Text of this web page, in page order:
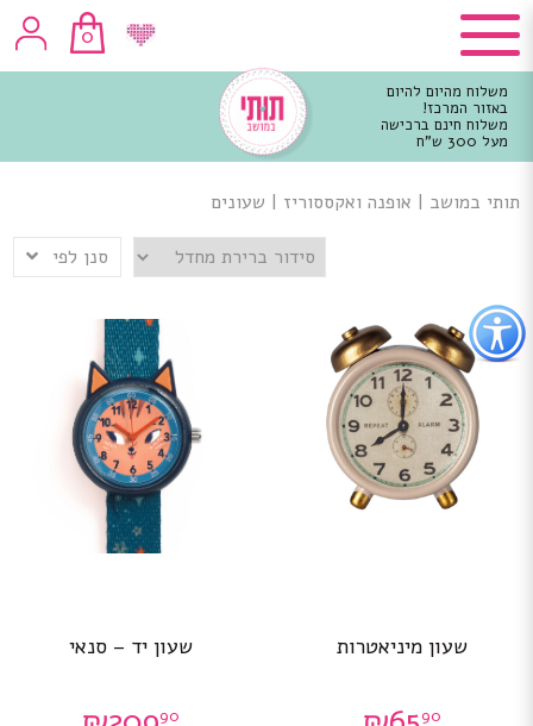
כפתור
לפתיחת
תפריט
נגישות
0
משלוח מהיום להיום
באזור המרכז!
משלוח חינם ברכישה
מעל 300 ש"ח
מרכזי
תותי במושב | אופנה ואקססוריז | שעונים
סנן לפי
שעון מיניאטרות
90
שעון יד – סנאי
90